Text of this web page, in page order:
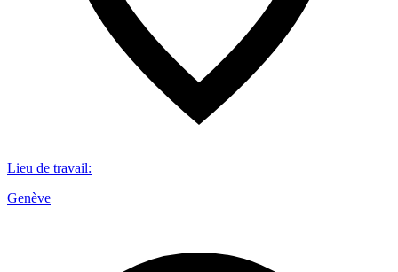
Lieu de travail:
Genève